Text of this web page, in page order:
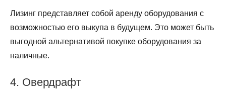
Лизинг представляет собой аренду оборудования с
возможностью его выкупа в будущем. Это может быть
выгодной альтернативой покупке оборудования за
наличные.
4. Овердрафт